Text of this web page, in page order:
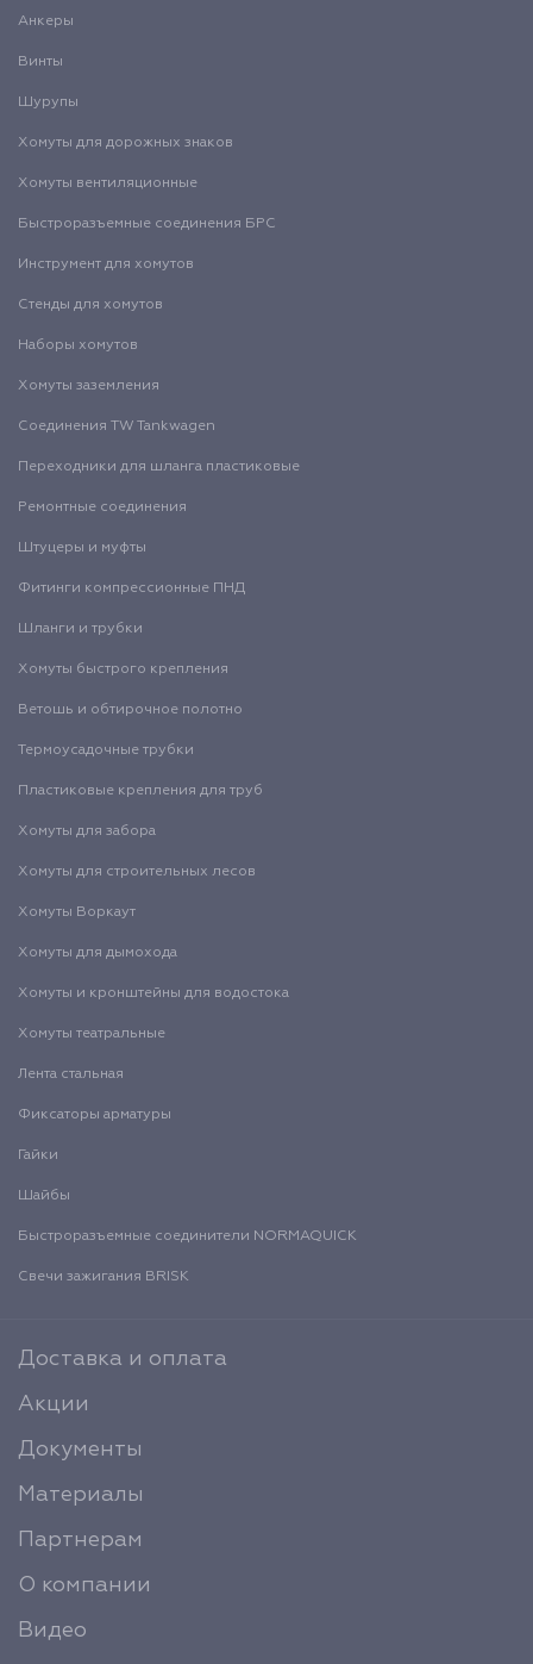
Анкеры
Винты
Шурупы
Хомуты для дорожных знаков
Хомуты вентиляционные
Быстроразъемные соединения БРС
Инструмент для хомутов
Стенды для хомутов
Наборы хомутов
Хомуты заземления
Соединения TW Tankwagen
Переходники для шланга пластиковые
Ремонтные соединения
Штуцеры и муфты
Фитинги компрессионные ПНД
Шланги и трубки
Хомуты быстрого крепления
Ветошь и обтирочное полотно
Термоусадочные трубки
Пластиковые крепления для труб
Хомуты для забора
Хомуты для строительных лесов
Хомуты Воркаут
Хомуты для дымохода
Хомуты и кронштейны для водостока
Хомуты театральные
Лента стальная
Фиксаторы арматуры
Гайки
Шайбы
Быстроразъемные соединители NORMAQUICK
Свечи зажигания BRISK
Доставка и оплата
Акции
Документы
Материалы
Партнерам
О компании
Видео